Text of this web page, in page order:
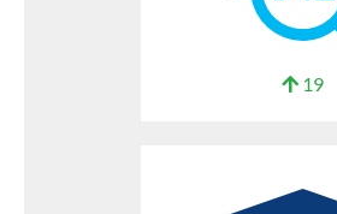
19